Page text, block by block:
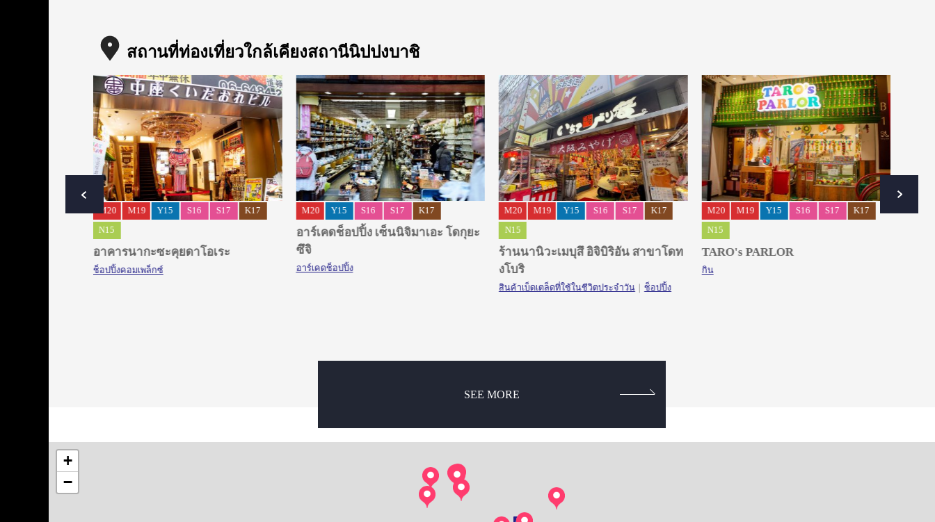
สถานที่ท่องเที่ยวใกล้เคียงสถานีนิปปงบาชิ
M20 M19 Y15 S16 S17
K17
N15
อาคารนากะซะคุยดาโอเระ
ช็อปปิ้งคอมเพล็กซ์
M20 Y15 S16 S17 K17
อาร์เคดช็อปปิ้ง เซ็นนิจิมาเอะ โดกุยะ
ซึจิ
อาร์เคดช็อปปิ้ง
M20 M19 Y15 S16 S17
K17
N15
ร้านนานิวะเมบุสึ อิจิบิริอัน สาขาโดท
งโบริ
สินค้าเบ็ดเตล็ดที่ใช้ในชีวิตประจำวัน ช็อปปิ้ง
M20 M19 Y15 S16 S17
K17
N15
TARO's PARLOR
กิน
SEE MORE
+
−